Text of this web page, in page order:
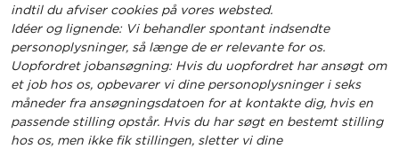
indtil du afviser cookies på vores websted.
Idéer og lignende: Vi behandler spontant indsendte
personoplysninger, så længe de er relevante for os.
Uopfordret jobansøgning: Hvis du uopfordret har ansøgt om
et job hos os, opbevarer vi dine personoplysninger i seks
måneder fra ansøgningsdatoen for at kontakte dig, hvis en
passende stilling opstår. Hvis du har søgt en bestemt stilling
hos os, men ikke fik stillingen, sletter vi dine